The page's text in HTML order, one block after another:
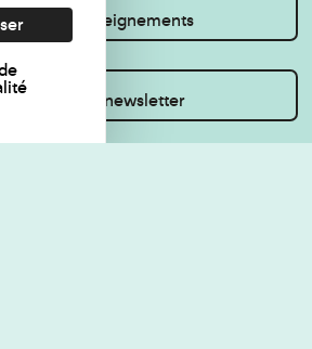
des renseignements
vous à la newsletter